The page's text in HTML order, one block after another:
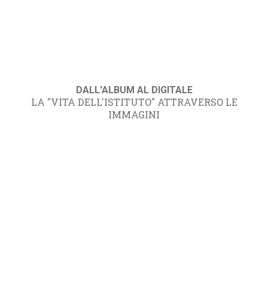
DALL'ALBUM AL DIGITALE
LA "VITA DELL'ISTITUTO" ATTRAVERSO LE
IMMAGINI